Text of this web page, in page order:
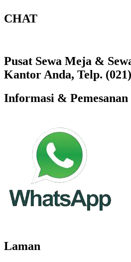
CHAT
Pusat Sewa Meja &
Kantor Anda, Telp.
Informasi & Pemesanan
Laman